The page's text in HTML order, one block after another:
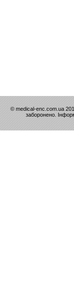
© medical-enc.com.ua
заборонено.